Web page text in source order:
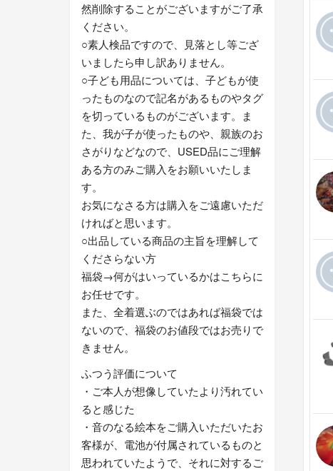
然削除することがございますがご了承
ください。
○素人検品ですので、見落とし等ござ
いましたら申し訳ありません。
○子ども用品については、子どもが使
ったものなので記名があるものやタグ
を切っているものがございます。ま
た、我が子が使ったものや、親族のお
さがりなどなので、USED品にご理解
ある方のみご購入をお願いいたしま
す。
お気になさる方は購入をご遠慮いただ
ければと思います。
○出品している商品の主旨を理解して
くださらない方
福袋→何がはいっているかはこちらに
お任せです。
また、全着選ぶのではあれば福袋では
ないので、福袋のお値段ではお売りで
きません。
ふつう評価について
・ご本人が想像していたより汚れてい
ると感じた
・音のなる絵本をご購入いただいたお
客様が、電池が付属されているものと
思われていたようで、それに対するご